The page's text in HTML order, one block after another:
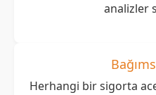
analizler
Herhangi bir sigorta